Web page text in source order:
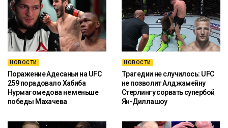
НОВОСТИ
Поражение Адесаньи на UFC
259 порадовало Хабиба
Нурмагомедова не меньше
победы Махачева
НОВОСТИ
Трагедии не случилось: UFC
не позволит Алджамейну
Стерлингу сорвать супербой
Ян-Диллашоу